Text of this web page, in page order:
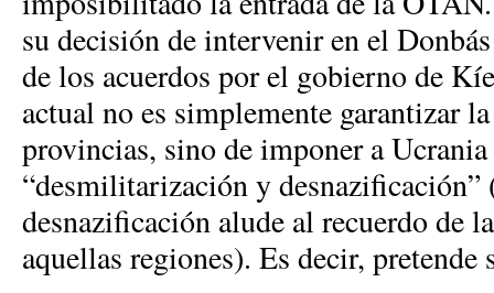
su decisión de intervenir en el
de los acuerdos por el gobierno de
actual no es simplemente garantizar
provincias, sino de imponer a
“desmilitarización y desnazificación”
desnazificación alude al recuerdo de
aquellas regiones). Es decir, pretende